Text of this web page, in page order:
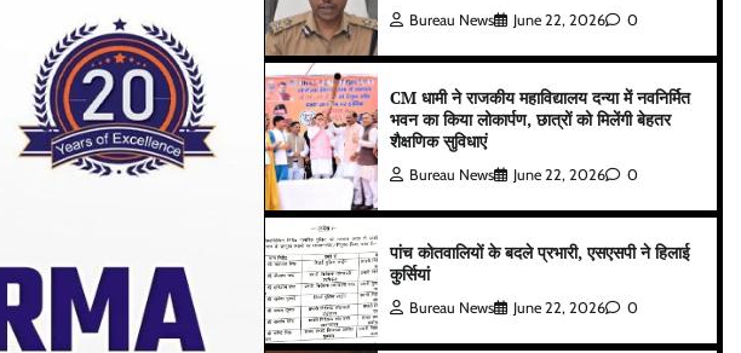
Bureau News June 22, 2026 0
CM धामी ने राजकीय महाविद्यालय दन्या में नवनिर्मित
भवन का किया लोकार्पण, छात्रों को मिलेंगी बेहतर
शैक्षणिक सुविधाएं
Bureau News June 22, 2026 0
पांच कोतवालियों के बदले प्रभारी, एसएसपी ने हिलाई
कुर्सियां
Bureau News June 22, 2026 0